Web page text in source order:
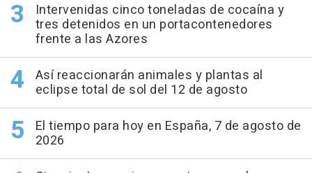
Intervenidas cinco toneladas de cocaína y
tres detenidos en un portacontenedores
frente a las Azores
Así reaccionarán animales y plantas al
eclipse total de sol del 12 de agosto
El tiempo para hoy en España, 7 de agosto de
2026